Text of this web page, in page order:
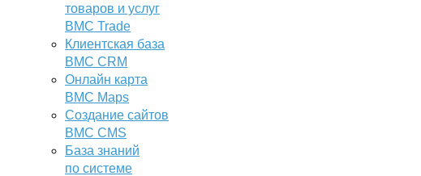
товаров и услуг
BMC Trade
Клиентская база
BMC CRM
Онлайн карта
BMC Maps
Создание сайтов
BMC CMS
База знаний
по системе